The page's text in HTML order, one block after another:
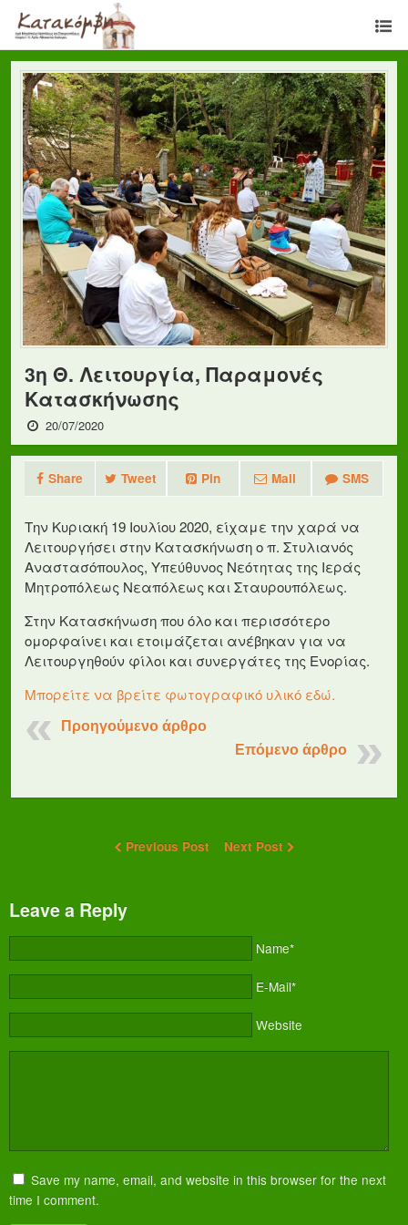
3η Θ. Λειτουργία, Παραμονές
Κατασκήνωσης
20/07/2020
Share Tweet Pin Mail SMS
Την Κυριακή 19 Ιουλίου 2020, είχαμε την χαρά να
Λειτουργήσει στην Κατασκήνωση ο π. Στυλιανός
Αναστασόπουλος, Υπεύθυνος Νεότητας της Ιεράς
Μητροπόλεως Νεαπόλεως και Σταυρουπόλεως.
Στην Κατασκήνωση που όλο και περισσότερο
ομορφαίνει και ετοιμάζεται ανέβηκαν για να
Λειτουργηθούν φίλοι και συνεργάτες της Ενορίας.
Μπορείτε να βρείτε φωτογραφικό υλικό εδώ.
Προηγούμενο άρθρο
Επόμενο άρθρο
Previous Post Next Post
Leave a Reply
Name*
E-Mail*
Website
Save my name, email, and website in this browser for the next
time I comment.